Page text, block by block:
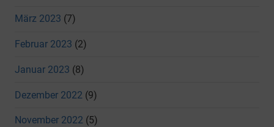
März 2023 (7)
Februar 2023 (2)
Januar 2023 (8)
Dezember 2022 (9)
November 2022 (5)